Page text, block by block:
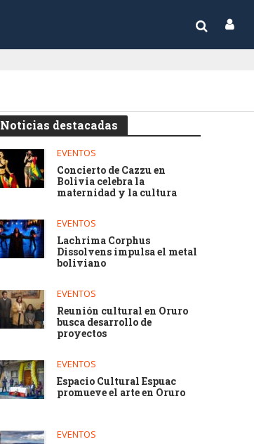
Noticias destacadas
EVENTOS
Concierto de Cazzu en
Bolivia celebra la
maternidad y la cultura
EVENTOS
Lachrima Corphus
Dissolvens impulsa el metal
boliviano
EVENTOS
Reunión cultural en Oruro
busca desarrollo de
proyectos
EVENTOS
Espacio Cultural Espuac
promueve el arte en Oruro
EVENTOS